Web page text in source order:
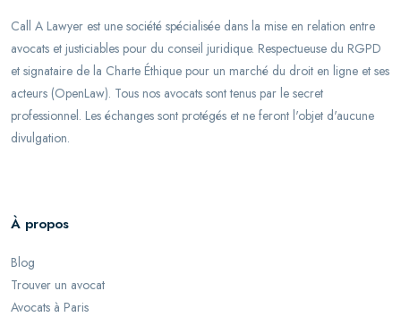
Call A Lawyer est une société spécialisée dans la mise en relation entre
avocats et justiciables pour du conseil juridique. Respectueuse du RGPD
et signataire de la Charte Éthique pour un marché du droit en ligne et ses
acteurs (OpenLaw). Tous nos avocats sont tenus par le secret
professionnel. Les échanges sont protégés et ne feront l'objet d'aucune
divulgation.
À propos
Blog
Trouver un avocat
Avocats à Paris